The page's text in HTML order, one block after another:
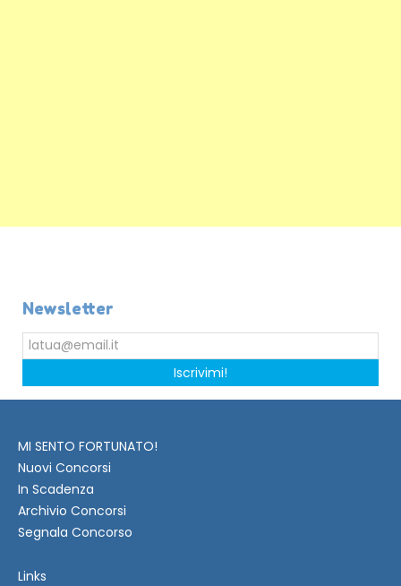
Newsletter
Iscrivimi!
MI SENTO FORTUNATO!
Nuovi Concorsi
In Scadenza
Archivio Concorsi
Segnala Concorso
Links